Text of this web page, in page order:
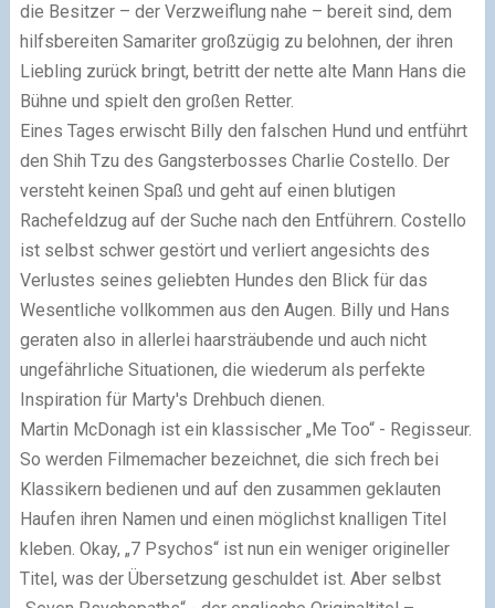
die Besitzer – der Verzweiflung nahe – bereit sind, dem
hilfsbereiten Samariter großzügig zu belohnen, der ihren
Liebling zurück bringt, betritt der nette alte Mann Hans die
Bühne und spielt den großen Retter.
Eines Tages erwischt Billy den falschen Hund und entführt
den Shih Tzu des Gangsterbosses Charlie Costello. Der
versteht keinen Spaß und geht auf einen blutigen
Rachefeldzug auf der Suche nach den Entführern. Costello
ist selbst schwer gestört und verliert angesichts des
Verlustes seines geliebten Hundes den Blick für das
Wesentliche vollkommen aus den Augen. Billy und Hans
geraten also in allerlei haarsträubende und auch nicht
ungefährliche Situationen, die wiederum als perfekte
Inspiration für Marty's Drehbuch dienen.
Martin McDonagh ist ein klassischer „Me Too“ - Regisseur.
So werden Filmemacher bezeichnet, die sich frech bei
Klassikern bedienen und auf den zusammen geklauten
Haufen ihren Namen und einen möglichst knalligen Titel
kleben. Okay, „7 Psychos“ ist nun ein weniger origineller
Titel, was der Übersetzung geschuldet ist. Aber selbst